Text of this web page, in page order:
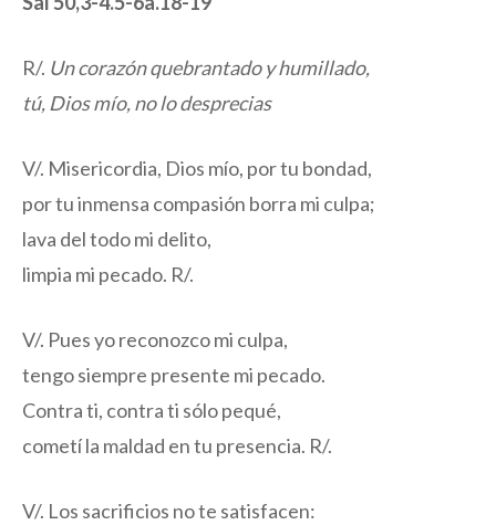
R/. Un corazón quebrantado y humillado,
tú, Dios mío, no lo desprecias
V/. Misericordia, Dios mío, por tu bondad,
por tu inmensa compasión borra mi culpa;
lava del todo mi delito,
limpia mi pecado. R/.
V/. Pues yo reconozco mi culpa,
tengo siempre presente mi pecado.
Contra ti, contra ti sólo pequé,
cometí la maldad en tu presencia. R/.
V/. Los sacrificios no te satisfacen: